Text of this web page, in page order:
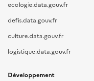
ecologie.data.gouv.fr
defis.data.gouv.fr
culture.data.gouv.fr
logistique.data.gouv.fr
Développement